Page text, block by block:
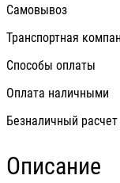
Самовывоз
Транспортная
Способы оплаты
Оплата наличными
Безналичный расчет
Описание